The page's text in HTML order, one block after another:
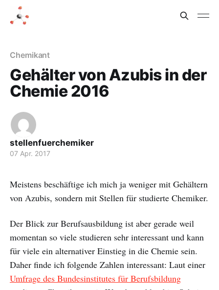
Chemikant
Gehälter von Azubis in der
Chemie 2016
stellenfuerchemiker
07 Apr. 2017
Meistens beschäftige ich mich ja weniger mit Gehältern
von Azubis, sondern mit Stellen für studierte Chemiker.
Der Blick zur Berufsausbildung ist aber gerade weil
momentan so viele studieren sehr interessant und kann
für viele ein alternativer Einstieg in die Chemie sein.
Daher finde ich folgende Zahlen interessant: Laut einer
Umfrage des Bundesinstitutes für Berufsbildung